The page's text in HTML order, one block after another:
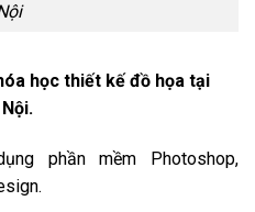
học thiết kế đồ họa tại
phần mềm Photoshop,